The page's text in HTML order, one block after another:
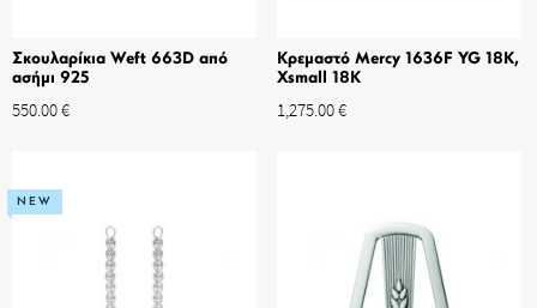
Σκουλαρίκια Weft 663D από
ασήμι 925
550.00€
Κρεμαστό Mercy 1636F YG 18K,
Xsmall 18K
1,275.00€
NEW